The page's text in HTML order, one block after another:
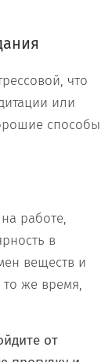
что
или
способы
работе,
в
веществ и
то же время,
от